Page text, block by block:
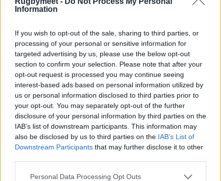
Information
If you wish to opt-out of the sale, sharing to third parties, or
processing of your personal or sensitive information for
targeted advertising by us, please use the below opt-out
section to confirm your selection. Please note that after your
opt-out request is processed you may continue seeing
interest-based ads based on personal information utilized by
us or personal information disclosed to third parties prior to
your opt-out. You may separately opt-out of the further
disclosure of your personal information by third parties on the
IAB’s list of downstream participants. This information may
also be disclosed by us to third parties on the IAB’s List of
Downstream Participants that may further disclose it to other
Personal Data Processing Opt Outs
Valsugana Femminile
16:15
Francia –
Italia
Sei Nazioni
Sky
Sport
Arena e
TV8